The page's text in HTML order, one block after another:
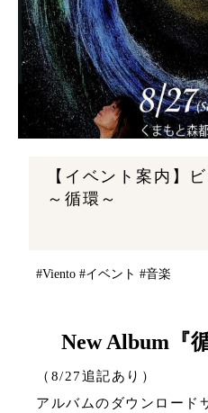
【イベント案内】
～循環～
#Viento #イベント #音楽
New Album『
（8/27追記あり）
アルバムのダウンロード